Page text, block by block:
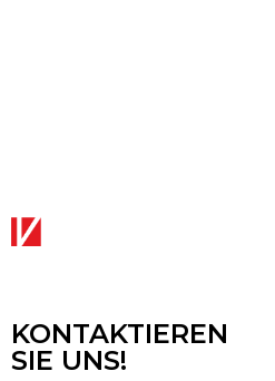
KONTAKTIEREN
SIE UNS!